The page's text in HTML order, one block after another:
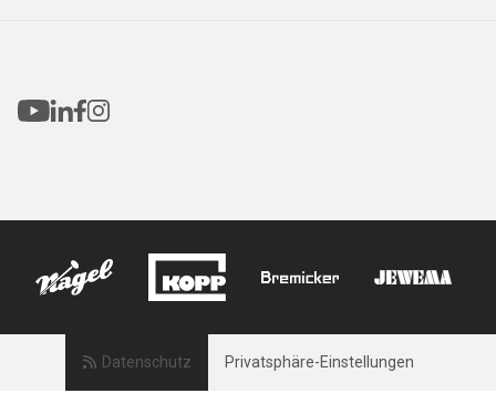
Datenschutz Privatsphäre-Einstellungen